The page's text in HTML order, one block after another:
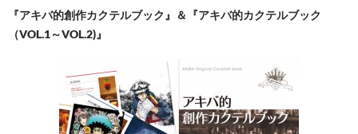
『アキバ的創作カクテルブック』＆『アキバ的カクテルブック
（VOL.1～VOL.2)』